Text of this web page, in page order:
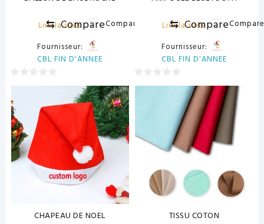
Lire la suite
⇆ CompareCompare
Fournisseur:
CBL FIN D'ANNEE
0
5
Lire la suite
⇆ Compare
Fournisseur:
CBL FIN D'ANNEE
0
CHAPEAU DE NOEL TISSU COTON